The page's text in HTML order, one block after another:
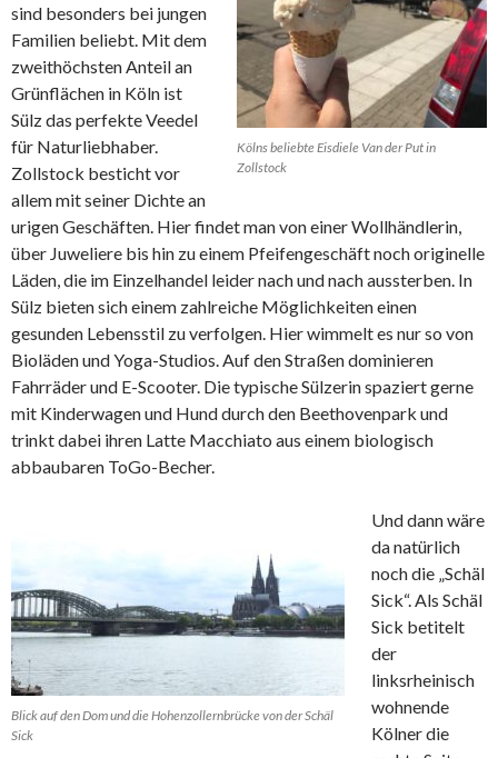
Kölns beliebte Eisdiele Van der Put in
Zollstock
sind besonders bei jungen
Familien beliebt. Mit dem
zweithöchsten Anteil an
Grünflächen in Köln ist
Sülz das perfekte Veedel
für Naturliebhaber.
Zollstock besticht vor
allem mit seiner Dichte an
urigen Geschäften. Hier findet man von einer Wollhändlerin,
über Juweliere bis hin zu einem Pfeifengeschäft noch originelle
Läden, die im Einzelhandel leider nach und nach aussterben. In
Sülz bieten sich einem zahlreiche Möglichkeiten einen
gesunden Lebensstil zu verfolgen. Hier wimmelt es nur so von
Bioläden und Yoga-Studios. Auf den Straßen dominieren
Fahrräder und E-Scooter. Die typische Sülzerin spaziert gerne
mit Kinderwagen und Hund durch den Beethovenpark und
trinkt dabei ihren Latte Macchiato aus einem biologisch
abbaubaren ToGo-Becher.
Blick auf den Dom und die Hohenzollernbrücke von der Schäl
Sick
Und dann wäre
da natürlich
noch die „Schäl
Sick“. Als Schäl
Sick betitelt
der
linksrheinisch
wohnende
Kölner die